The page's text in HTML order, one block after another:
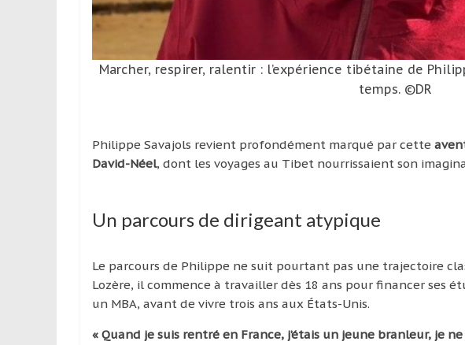
pays
région
Marcher, respirer, ralentir : l’expérience tibétaine de
temps. ©DR
Philippe Savajols revient profondément marqué par cette
David-Néel, dont les voyages au Tibet nourrissaient son
Un parcours de dirigeant atypique
Le parcours de Philippe ne suit pourtant pas une trajectoire
Lozère, il commence à travailler dès 18 ans pour financer ses
un MBA, avant de vivre trois ans aux États-Unis.
« Quand je suis rentré en France, j’étais un jeune branleur, je